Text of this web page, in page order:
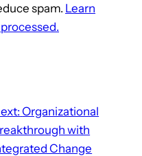
spam. Learn
Organizational
with
Change